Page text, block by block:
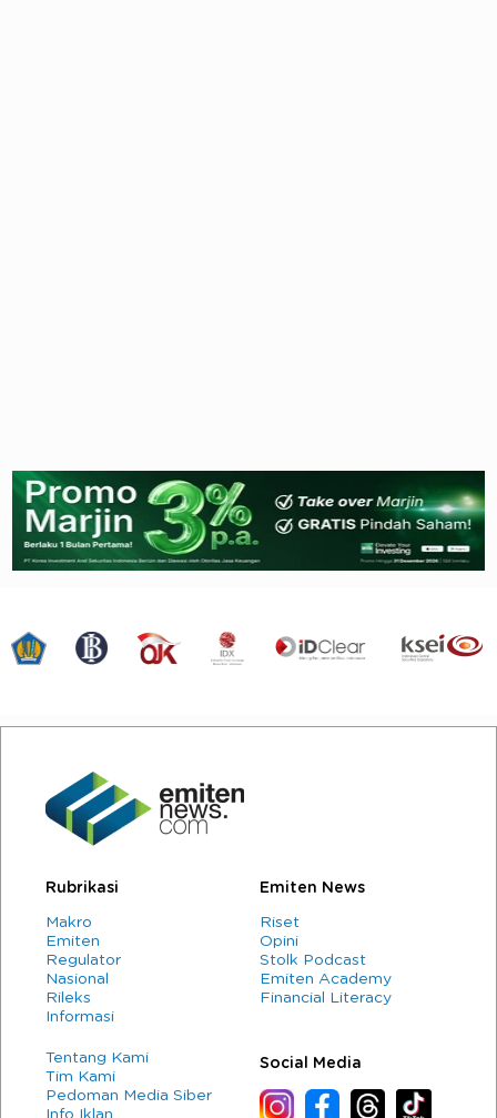
Rubrikasi
Makro
Emiten
Regulator
Nasional
Rileks
Informasi
Emiten News
Riset
Opini
Stolk Podcast
Emiten Academy
Financial Literacy
Tentang Kami
Tim Kami
Pedoman Media Siber
Info Iklan
Social Media